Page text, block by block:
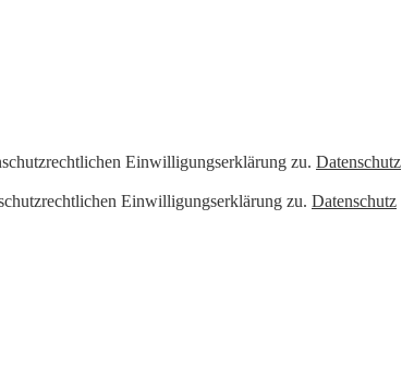
Einwilligungserklärung zu. Datenschutz
Einwilligungserklärung zu. Datenschutz